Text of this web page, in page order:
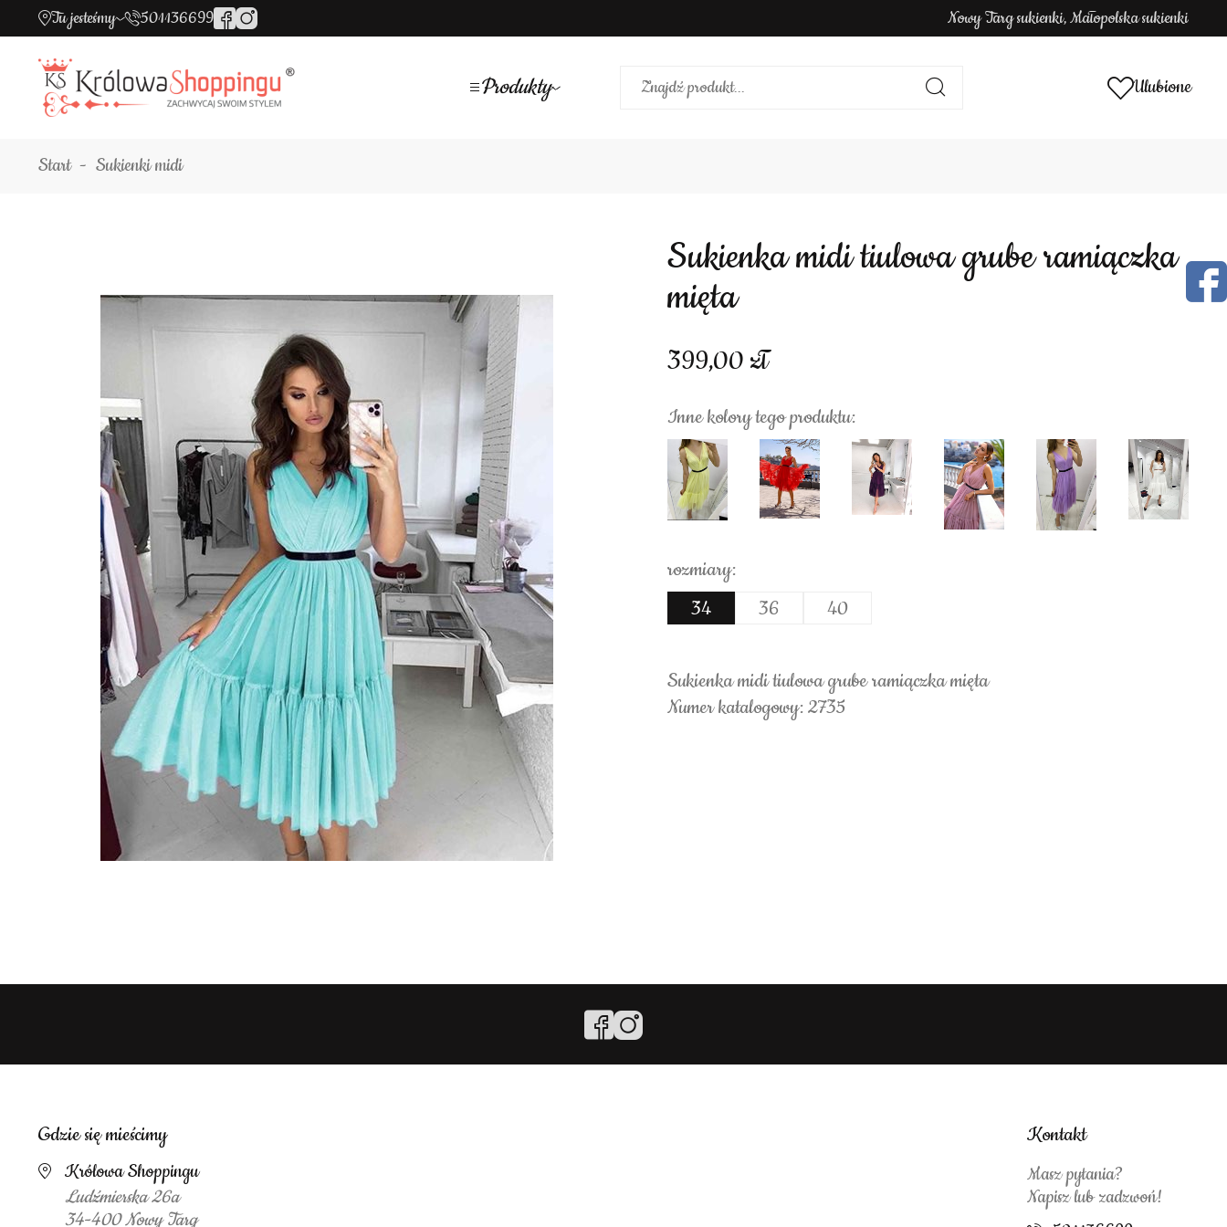
Tu jesteśmy 501136699 Nowy Targ sukienki, Małopolska sukienki
Produkty Ulubione
Start Sukienki midi
Sukienka midi tiulowa grube ramiączka
mięta
399,00
Inne kolory tego produktu:
rozmiary:
34
36 40
Sukienka midi tiulowa grube ramiączka mięta
Numer katalogowy: 2735
Gdzie się mieścimy
Królowa Shoppingu
Ludźmierska 26a
34-400 Nowy Targ
Kontakt
Masz pytania?
Napisz lub zadzwoń!